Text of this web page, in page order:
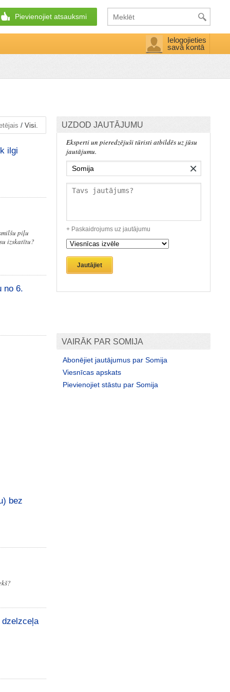
Pievienojiet atsauksmi
Ielogojieties
savā kontā
UZDOD JAUTĀJUMU
Eksperti un pieredzējuši tūristi atbildēs uz jūsu
jautājumu.
×
+ Paskaidrojums uz jautājumu
Jautājiet
VAIRĀK PAR SOMIJA
Abonējiet jautājumus par Somija
Viesnīcas apskats
Pievienojiet stāstu par Somija
/ Visi.
ilgi
piļu
izskatītu?
no 6.
bez